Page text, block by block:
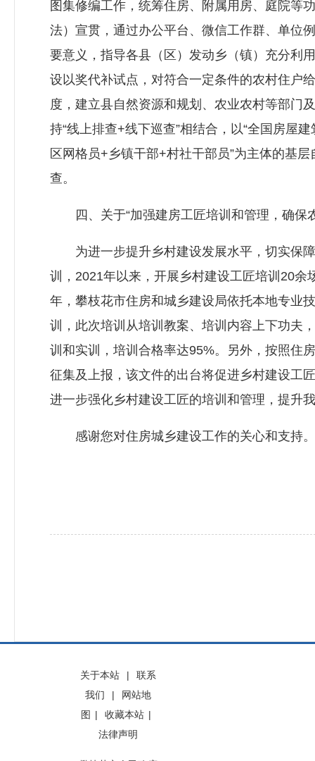
图集修编工作，统筹住房、附属用房、庭院等
法）宣贯，通过办公平台、微信工作群、单位
要意义，指导各县（区）发动乡（镇）充分利
设以奖代补试点，对符合一定条件的农村住户
度，建立县自然资源和规划、农业农村等部门
持“线上排查+线下巡查”相结合，以“全国房屋
区网格员+乡镇干部+村社干部员”为主体的基
查。
四、关于“加强建房工匠培训和管理，确保
为进一步提升乡村建设发展水平，切实保障
训，2021年以来，开展乡村建设工匠培训20
年，攀枝花市住房和城乡建设局依托本地专业
训，此次培训从培训教案、培训内容上下功夫
训和实训，培训合格率达95%。另外，按照住
征集及上报，该文件的出台将促进乡村建设工
进一步强化乡村建设工匠的培训和管理，提升
感谢您对住房城乡建设工作的关心和支持。
关于本站 |
联系
我们
|
网站地
图 | 收藏本站 |
法律声明